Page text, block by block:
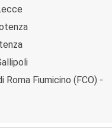
Roma Fiumicino (FCO) -